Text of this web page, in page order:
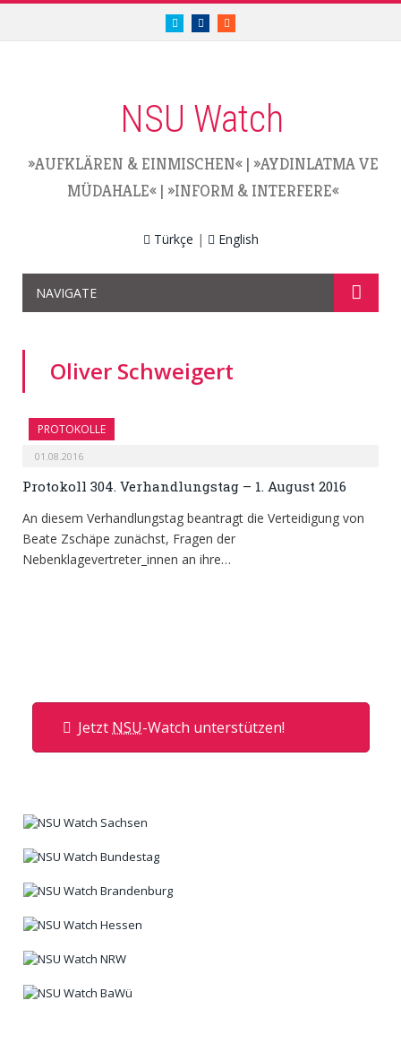
twitter.com/nsuwatch
facebook.com/nsuwatch
RSS
NSU Watch
»AUFKLÄREN & EINMISCHEN« | »AYDINLATMA VE
MÜDAHALE« | »INFORM & INTERFERE«
Türkçe | English
NAVIGATE
Oliver Schweigert
PROTOKOLLE
01.08.2016
Protokoll 304. Verhandlungstag – 1. August 2016
An diesem Verhandlungstag beantragt die Verteidigung von
Beate Zschäpe zunächst, Fragen der
Nebenklagevertreter_innen an ihre…
Jetzt NSU-Watch unterstützen!